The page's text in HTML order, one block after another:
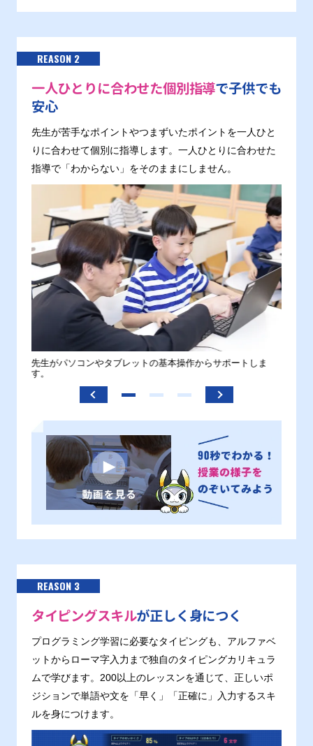
REASON 2
一人ひとりに合わせた個別指導で子供でも
安心
先生が苦手なポイントやつまずいたポイントを一人ひと
りに合わせて個別に指導します。一人ひとりに合わせた
指導で「わからない」をそのままにしません。
先生がパソコンやタブレットの基本操作からサポートしま
す。
REASON 3
タイピングスキルが正しく身につく
プログラミング学習に必要なタイピングも、アルファベ
ットからローマ字入力まで独自のタイピングカリキュラ
ムで学びます。200以上のレッスンを通じて、正しいポ
ジションで単語や文を「早く」「正確に」入力するスキ
ルを身につけます。